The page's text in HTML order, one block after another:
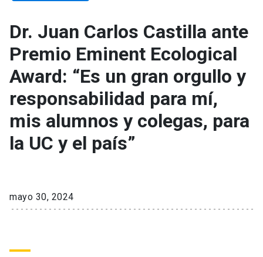
Direcciones
Académicos
Consejo de Facultad
Secretaría Académica
Investigación
Dirección Investigación
Grupos de Investigación
Institutos y Centros
Estudiantes keyboard_arrow_down
Pregrado
Postgrado
Publicaciones
Contacto
Dr. Juan Carlos Castilla ante
Premio Eminent Ecological
Award: “Es un gran orgullo y
responsabilidad para mí,
mis alumnos y colegas, para
la UC y el país”
mayo 30, 2024